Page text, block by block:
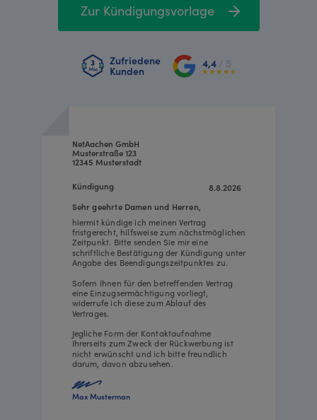
Zur Kündigungsvorlage
Zufriedene
Kunden
4,4 / 5
8.8.2026
NetAachen GmbH
Musterstraße 123
12345 Musterstadt
hiermit kündige ich meinen Vertrag
fristgerecht, hilfsweise zum nächstmöglichen
Zeitpunkt. Bitte senden Sie mir eine
schriftliche Bestätigung der Kündigung unter
Angabe des Beendigungszeitpunktes zu.
Sofern Ihnen für den betreffenden Vertrag
eine Einzugsermächtigung vorliegt,
widerrufe ich diese zum Ablauf des
Vertrages.
Jegliche Form der Kontaktaufnahme
Ihrerseits zum Zweck der Rückwerbung ist
nicht erwünscht und ich bitte freundlich
darum, davon abzusehen.
Sehr geehrte Damen und Herren,
Kündigung
Max Musterman